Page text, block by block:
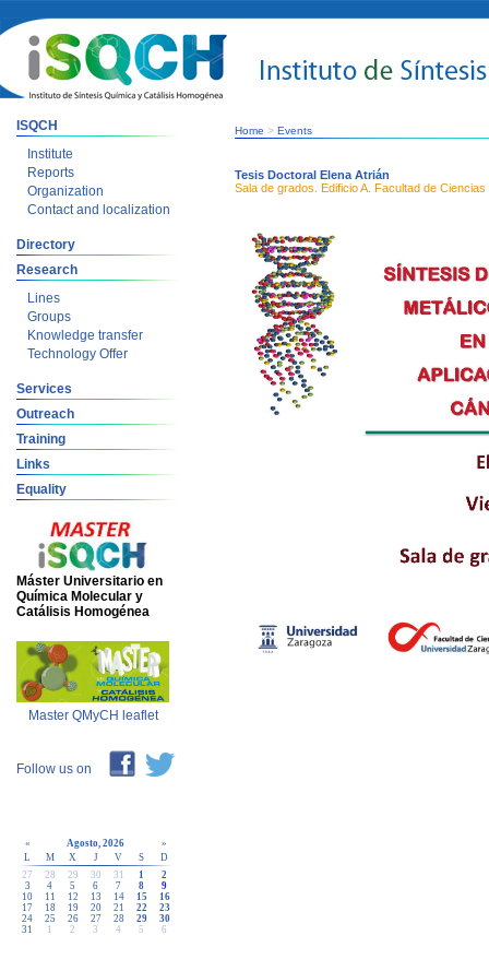
ISQCH
Institute
Reports
Organization
Contact and localization
Directory
Research
Lines
Groups
Knowledge transfer
Technology Offer
Services
Outreach
Training
Links
Equality
Máster Universitario en
Química Molecular y
Catálisis Homogénea
Master QMyCH leaflet
Follow us on
« Agosto, 2026
»
L
M X J V S
D
27
28 29 30 31 1
2
3
4 5 6 7 8
9
10
11 12 13 14 15
16
17
18 19 20 21 22
23
24
25 26 27 28 29
30
31
1 2 3 4 5 6
Home > Events
Tesis Doctoral Elena Atrián
Sala de grados. Edificio A. Facultad de Ciencias